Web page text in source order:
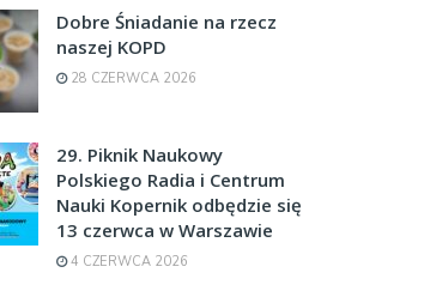
Dobre Śniadanie na rzecz
naszej KOPD
28 CZERWCA 2026
29. Piknik Naukowy
Polskiego Radia i Centrum
Nauki Kopernik odbędzie się
13 czerwca w Warszawie
4 CZERWCA 2026